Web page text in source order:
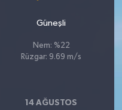
Güneşli
Nem: %22
Rüzgar: 9.69 m/s
14 AĞUSTOS